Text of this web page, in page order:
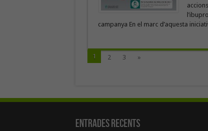
campanya En el marc d’aquesta
1 2 3 »
Entrades recents